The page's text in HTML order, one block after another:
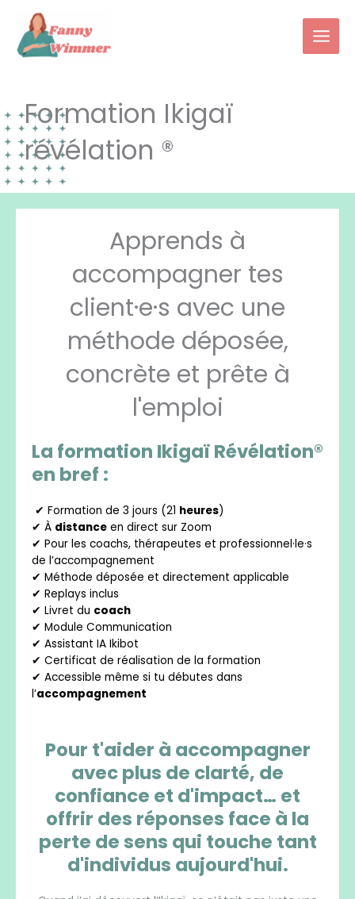
contenu
Formation Ikigaï
révélation ®
Apprends à
accompagner tes
client·e·s avec une
méthode déposée,
concrète et prête à
l'emploi
La formation Ikigaï Révélation®
en bref :
✔ Formation de 3 jours (21 heures)
✔ À distance en direct sur Zoom
✔ Pour les coachs, thérapeutes et professionnel·le·s
de l’accompagnement
✔ Méthode déposée et directement applicable
✔ Replays inclus
✔ Livret du coach
✔ Module Communication
✔ Assistant IA Ikibot
✔ Certificat de réalisation de la formation
✔ Accessible même si tu débutes dans
l’accompagnement
Pour t'aider à accompagner
avec plus de clarté, de
confiance et d'impact… et
offrir des réponses face à la
perte de sens qui touche tant
d'individus aujourd'hui.